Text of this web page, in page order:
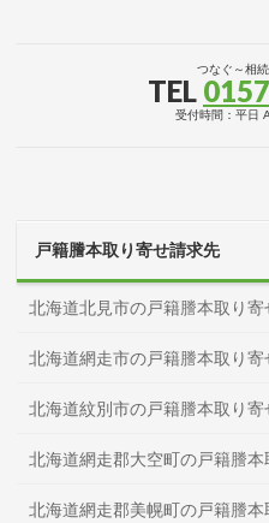
つなぐ～相
TEL
受付時間：平日
戸籍謄本取り寄せ請求先
北海道北見市の戸籍謄本取り寄
北海道網走市の戸籍謄本取り寄
北海道紋別市の戸籍謄本取り寄
北海道網走郡大空町の戸籍謄
北海道網走郡美幌町の戸籍謄